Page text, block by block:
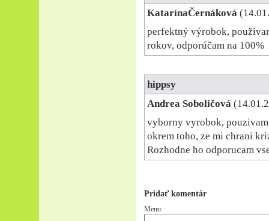
KatarínaČernáková
perfektný výrobok,
rokov, odporúčam na 100%
hippsy
Andrea Soboličová
vyborny vyrobok,
okrem toho, ze mi chrani
Rozhodne ho odporucam
Pridať komentár
Meno: